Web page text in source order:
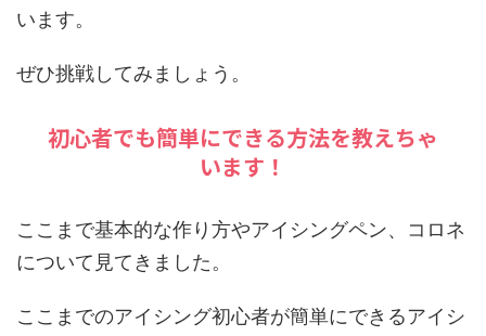
います。
ぜひ挑戦してみましょう。
初心者でも簡単にできる方法を教えちゃ
います！
ここまで基本的な作り方やアイシングペン、コロネ
について見てきました。
ここまでのアイシング初心者が簡単にできるアイシ